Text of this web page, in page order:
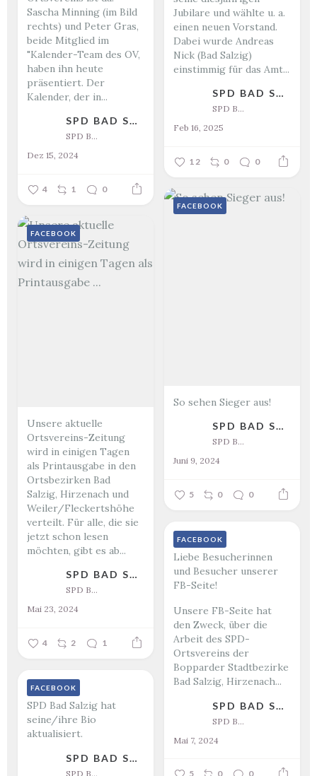
Jubilare und wählte u. a.
einen neuen Vorstand.
Dabei wurde Andreas
Nick (Bad Salzig)
einstimmig für das Amt...
SPD BAD SALZIG
SPD Bad Salzig
Feb 16, 2025
12 0 0
Sascha Minning (im Bild
rechts) und Peter Gras,
beide Mitglied im
"Kalender-Team des OV,
haben ihn heute
präsentiert. Der
Kalender, der in...
SPD BAD SALZIG
SPD Bad Salzig
Dez 15, 2024
4 1 0
So sehen Sieger aus!
SPD BAD SALZIG
SPD Bad Salzig
Juni 9, 2024
FACEBOOK
5 0 0
Unsere aktuelle
Ortsvereins-Zeitung
wird in einigen Tagen
als Printausgabe in den
Ortsbezirken Bad
Salzig, Hirzenach und
Weiler/Fleckertshöhe
verteilt. Für alle, die sie
jetzt schon lesen
möchten, gibt es ab...
SPD BAD SALZIG
SPD Bad Salzig
Mai 23, 2024
FACEBOOK
4 2 1
Liebe Besucherinnen
und Besucher unserer
FB-Seite!
Unsere FB-Seite hat
den Zweck, über die
Arbeit des SPD-
Ortsvereins der
Bopparder Stadtbezirke
Bad Salzig, Hirzenach...
SPD BAD SALZIG
SPD Bad Salzig
Mai 7, 2024
FACEBOOK
5 0 0
SPD Bad Salzig hat
seine/ihre Bio
aktualisiert.
SPD BAD SALZIG
SPD Bad Salzig
FACEBOOK